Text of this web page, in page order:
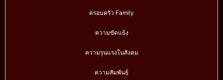
ครอบครัว Family
ความขัดแย้ง
ความรุนแรงในสังคม
ความสัมพันธ์